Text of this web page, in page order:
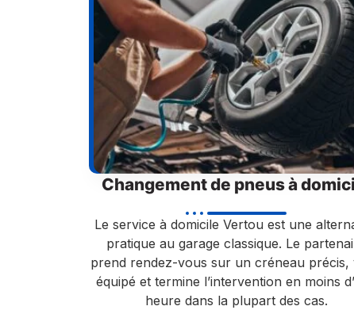
Changement de pneus à
Le service à domicile Vertou est une
pratique au garage classique. Le
prend rendez-vous sur un créneau précis,
équipé et termine l’intervention en moins
heure dans la plupart des cas.